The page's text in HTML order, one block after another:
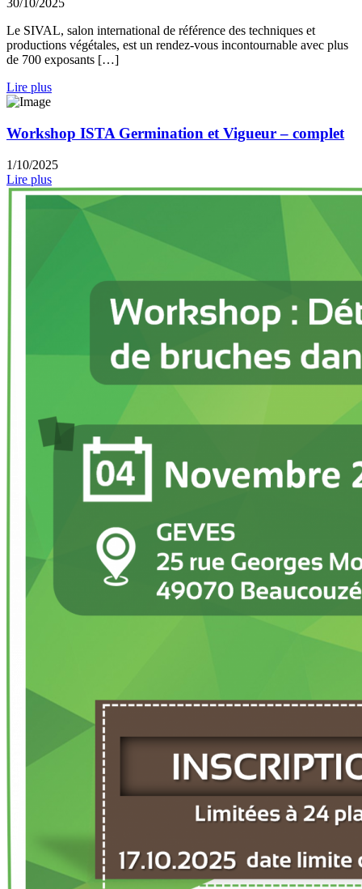
30/10/2025
Le SIVAL, salon international de référence des techniques et
productions végétales, est un rendez-vous incontournable avec plus
de 700 exposants […]
Lire plus
Workshop ISTA Germination et Vigueur – complet
1/10/2025
Lire plus